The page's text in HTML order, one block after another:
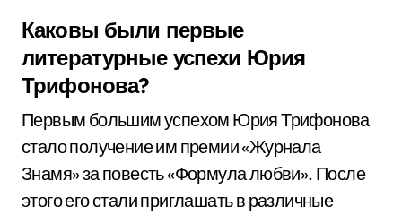
Каковы были первые
литературные успехи Юрия
Трифонова?
Первым большим успехом Юрия Трифонова
стало получение им премии «Журнала
Знамя» за повесть «Формула любви». После
этого его стали приглашать в различные